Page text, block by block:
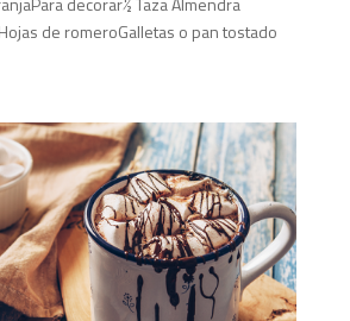
de romeroGalletas o pan tostado